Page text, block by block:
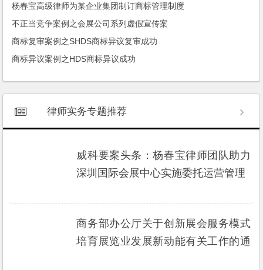
杨春宝高级律师为某企业集团制订商标管理制度
不正当竞争案例之会展公司系列虚假宣传案
商标复审案例之SHDS商标异议复审成功
商标异议案例之HDS商标异议成功
律师实务专题推荐
威科要案头条：杨春宝律师团队助力
深圳国际会展中心实施委托运营管理
商务部办公厅关于创新展会服务模式
培育展览业发展新动能有关工作的通